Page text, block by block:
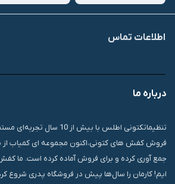
اطلاعات تماس
درباره ما
تنظیماتکتونی اطلس با بیش از
فروش کفش های کتونی،اکنون مجموعه ای کمیاب از
جمع آوری کرده و برای فروش آماده کرده است. ما
ایم! کارمان را سال‌ها پیش در فروشگاه پدری شروع